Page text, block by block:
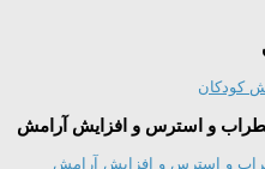
و استرس و افزایش آرامش